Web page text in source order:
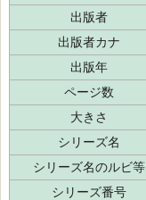
出版者
出版者カナ
出版年
ページ数
大きさ
シリーズ名
シリーズ名のルビ等
シリーズ番号